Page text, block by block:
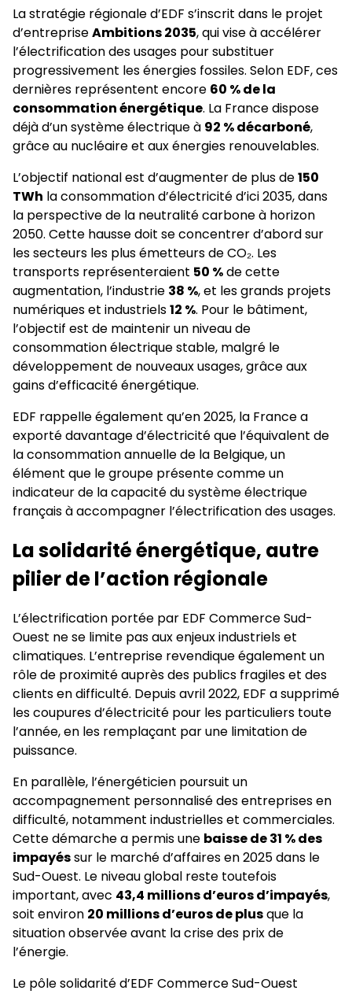
La stratégie régionale d’EDF s’inscrit dans le projet
d’entrepriseAmbitions 2035, qui vise à accélérer
l’électrification des usages pour substituer
progressivement les énergies fossiles. Selon EDF, ces
dernières représentent encore 60 % de la
consommation énergétique. La France dispose
déjà d’un système électrique à 92 % décarboné,
grâce au nucléaire et aux énergies renouvelables.
L’objectif national est d’augmenter de plus de150
TWh la consommation d’électricité d’ici 2035, dans
la perspective de la neutralité carbone à horizon
2050. Cette hausse doit se concentrer d’abord sur
les secteurs les plus émetteurs de CO₂. Les
transports représenteraient 50 %de cette
augmentation, l’industrie 38 %, et les grands projets
numériques et industriels12 %. Pour le bâtiment,
l’objectif est de maintenir un niveau de
consommation électrique stable, malgré le
développement de nouveaux usages, grâce aux
gains d’efficacité énergétique.
EDF rappelle également qu’en 2025, la France a
exporté davantage d’électricité que l’équivalent de
la consommation annuelle de la Belgique, un
élément que le groupe présente comme un
indicateur de la capacité du système électrique
français à accompagner l’électrification des usages.
La solidarité énergétique, autre
pilier de l’action régionale
L’électrification portée par EDF Commerce Sud-
Ouest ne se limite pas aux enjeux industriels et
climatiques. L’entreprise revendique également un
rôle de proximité auprès des publics fragiles et des
clients en difficulté. Depuis avril 2022, EDF a supprimé
les coupures d’électricité pour les particuliers toute
l’année, en les remplaçant par une limitation de
puissance.
En parallèle, l’énergéticien poursuit un
accompagnement personnalisé des entreprises en
difficulté, notamment industrielles et commerciales.
Cette démarche a permis une baisse de 31 % des
impayéssur le marché d’affaires en 2025 dans le
Sud-Ouest. Le niveau global reste toutefois
important, avec 43,4 millions d’euros d’impayés,
soit environ 20 millions d’euros de plusque la
situation observée avant la crise des prix de
l’énergie.
Le pôle solidarité d’EDF Commerce Sud-Ouest